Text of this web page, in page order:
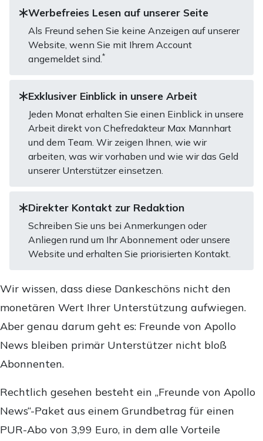
Werbefreies Lesen auf unserer Seite
Als Freund sehen Sie keine Anzeigen auf unserer
Website, wenn Sie mit Ihrem Account
angemeldet sind.*
Exklusiver Einblick in unsere Arbeit
Jeden Monat erhalten Sie einen Einblick in unsere
Arbeit direkt von Chefredakteur Max Mannhart
und dem Team. Wir zeigen Ihnen, wie wir
arbeiten, was wir vorhaben und wie wir das Geld
unserer Unterstützer einsetzen.
Direkter Kontakt zur Redaktion
Schreiben Sie uns bei Anmerkungen oder
Anliegen rund um Ihr Abonnement oder unsere
Website und erhalten Sie priorisierten Kontakt.
Wir wissen, dass diese Dankeschöns nicht den
monetären Wert Ihrer Unterstützung aufwiegen.
Aber genau darum geht es: Freunde von Apollo
News bleiben primär Unterstützer nicht bloß
Abonnenten.
Rechtlich gesehen besteht ein „Freunde von Apollo
News“-Paket aus einem Grundbetrag für einen
PUR-Abo von 3,99 Euro, in dem alle Vorteile